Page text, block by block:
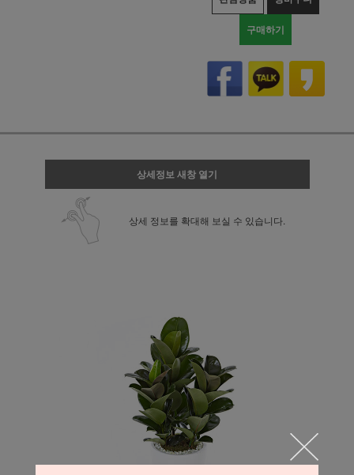
구매하기
상세정보 새창 열기
상세 정보를 확대해 보실 수 있습니다.